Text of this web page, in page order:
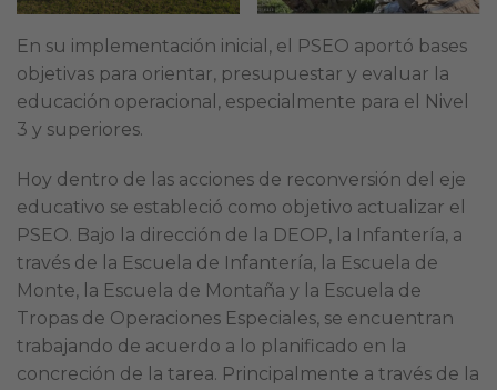
En su implementación inicial, el PSEO aportó bases
objetivas para orientar, presupuestar y evaluar la
educación operacional, especialmente para el Nivel
3 y superiores.
Hoy dentro de las acciones de reconversión del eje
educativo se estableció como objetivo actualizar el
PSEO. Bajo la dirección de la DEOP, la Infantería, a
través de la Escuela de Infantería, la Escuela de
Monte, la Escuela de Montaña y la Escuela de
Tropas de Operaciones Especiales, se encuentran
trabajando de acuerdo a lo planificado en la
concreción de la tarea. Principalmente a través de la